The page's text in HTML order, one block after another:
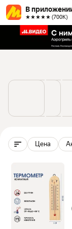
В
★★★★★ (700К)
Цена